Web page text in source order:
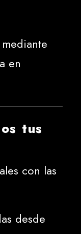
en
tus
con las
desde